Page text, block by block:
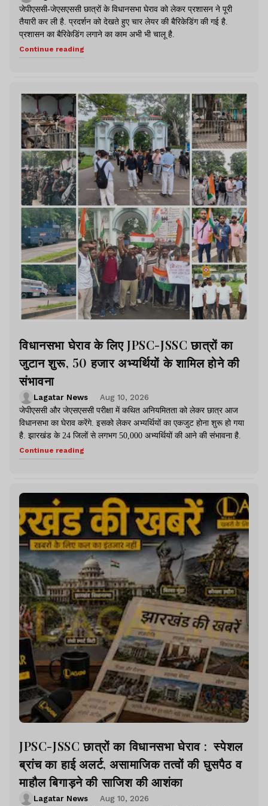
जेपीएससी-जेएसएससी छात्रों के विधानसभा घेराव को लेकर प्रशासन ने पूरी
तैयारी कर ली है. प्रदर्शन को देखते हुए चार लेयर की बैरिकेडिंग की गई है.
प्रशासन का बैरिकेडिंग लगाने का काम अभी भी चालू है.
Continue reading
विधानसभा घेराव के लिए JPSC-JSSC छात्रों का
जुटान शुरू, 50 हजार अभ्यर्थियों के शामिल होने की
संभावना
Lagatar News
Aug 10, 2026
जेपीएससी और जेएसएससी परीक्षा में कथित अनियमितता को लेकर छात्र आज
विधानसभा का घेराव करेंगे. इसको लेकर अभ्यर्थियों का एकजुट होना शुरू हो गया
है. झारखंड के 24 जिलों से लगभग 50,000 अभ्यर्थियों की आने की संभावना है.
Continue reading
JPSC-JSSC छात्रों का विधानसभा घेराव : स्पेशल
ब्रांच का हाई अलर्ट, असामाजिक तत्वों की घुसपैठ व
माहौल बिगाड़ने की साजिश की आशंका
Lagatar News
Aug 10, 2026